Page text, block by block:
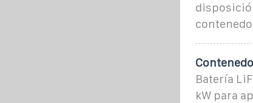
Batería
kW para